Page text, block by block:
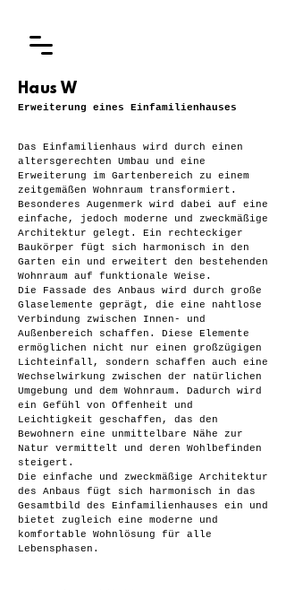
Haus W
Erweiterung eines Einfamilienhauses
Das Einfamilienhaus wird durch einen
altersgerechten Umbau und eine
Erweiterung im Gartenbereich zu einem
zeitgemäßen Wohnraum transformiert.
Besonderes Augenmerk wird dabei auf eine
einfache, jedoch moderne und zweckmäßige
Architektur gelegt. Ein rechteckiger
Baukörper fügt sich harmonisch in den
Garten ein und erweitert den bestehenden
Wohnraum auf funktionale Weise.
Die Fassade des Anbaus wird durch große
Glaselemente geprägt, die eine nahtlose
Verbindung zwischen Innen- und
Außenbereich schaffen. Diese Elemente
ermöglichen nicht nur einen großzügigen
Lichteinfall, sondern schaffen auch eine
Wechselwirkung zwischen der natürlichen
Umgebung und dem Wohnraum. Dadurch wird
ein Gefühl von Offenheit und
Leichtigkeit geschaffen, das den
Bewohnern eine unmittelbare Nähe zur
Natur vermittelt und deren Wohlbefinden
steigert.
Die einfache und zweckmäßige Architektur
des Anbaus fügt sich harmonisch in das
Gesamtbild des Einfamilienhauses ein und
bietet zugleich eine moderne und
komfortable Wohnlösung für alle
Lebensphasen.